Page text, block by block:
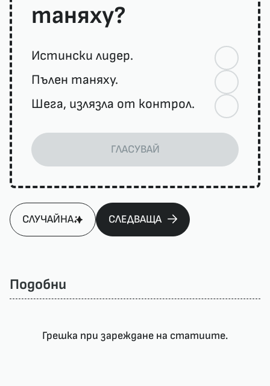
таняху?
Истински лидер.
Пълен таняху.
Шега, излязла от контрол.
ГЛАСУВАЙ
СЛУЧАЙНА СЛЕДВАЩА
Подобни
Грешка при зареждане на статиите.